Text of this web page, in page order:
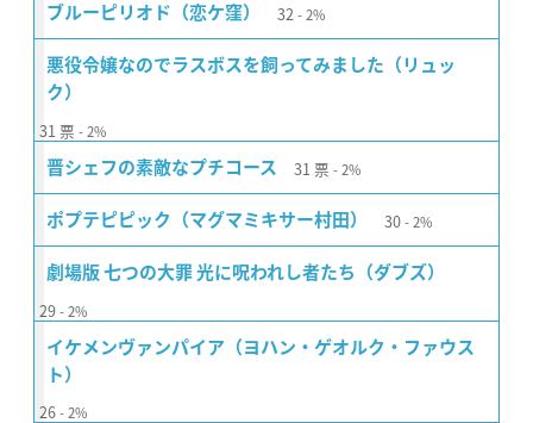
ブルーピリオド（恋ケ窪） 32 2%
悪役令嬢なのでラスボスを飼ってみました（リュッ
ク）
31 票 2%
晋シェフの素敵なプチコース 31 票 2%
ポプテピピック（マグマミキサー村田） 30 2%
劇場版 七つの大罪 光に呪われし者たち（ダブズ）
29 2%
イケメンヴァンパイア（ヨハン・ゲオルク・ファウス
ト）
26 2%